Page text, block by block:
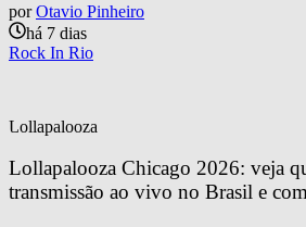
por Otavio Pinheiro
há 7 dias
Rock In Rio
Lollapalooza
Lollapalooza Chicago 2026: veja
transmissão ao vivo no Brasil e